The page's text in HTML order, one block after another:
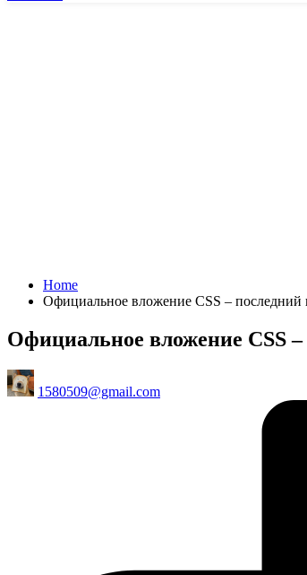
Home
Официальное вложение CSS – последний
Официальное вложение CSS
Posted
by
1580509@gmail.com